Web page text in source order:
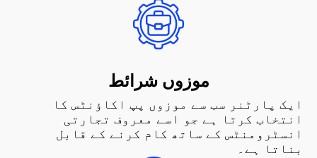
موزوں شرائط
ایک پارٹنر سب سے موزوں پپ اکاؤنٹس کا
انتخاب کرتا ہے جو اسے معروف تجارتی
انسٹرومنٹس کے ساتھ کام کرنے کے قابل
بناتا ہے۔